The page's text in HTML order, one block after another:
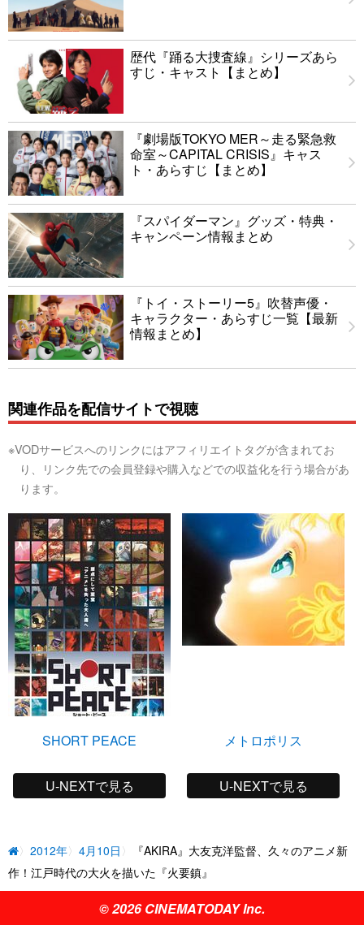
歴代『踊る大捜査線』シリーズあら
すじ・キャスト【まとめ】
『劇場版TOKYO MER～走る緊急救
命室～CAPITAL CRISIS』キャス
ト・あらすじ【まとめ】
『スパイダーマン』グッズ・特典・
キャンペーン情報まとめ
『トイ・ストーリー5』吹替声優・
キャラクター・あらすじ一覧【最新
情報まとめ】
関連作品を配信サイトで視聴
※VODサービスへのリンクにはアフィリエイトタグが含まれてお
り、リンク先での会員登録や購入などでの収益化を行う場合があ
ります。
SHORT PEACE
U-NEXTで見る
メトロポリス
U-NEXTで見る
2012年 4月10日
『AKIRA』大友克洋監督、久々のアニメ新
作！江戸時代の大火を描いた『火要鎮』
© 2026 CINEMATODAY Inc.